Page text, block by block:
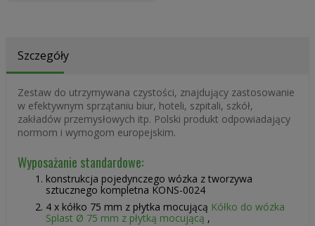
Szczegóły
Zestaw do utrzymywana czystości, znajdujący zastosowanie
w efektywnym sprzątaniu biur, hoteli, szpitali, szkół,
zakładów przemysłowych itp. Polski produkt odpowiadający
normom i wymogom europejskim.
Wyposażanie standardowe:
konstrukcja pojedynczego wózka z tworzywa
sztucznego kompletna KONS-0024
4 x kółko 75 mm z płytka mocującą Kółko do wózka
Splast Ø 75 mm z płytką mocującą ,